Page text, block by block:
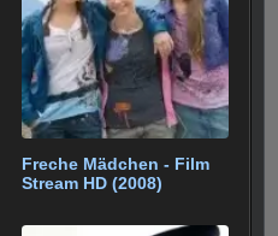
Freche Mädchen - Film
Stream HD (2008)